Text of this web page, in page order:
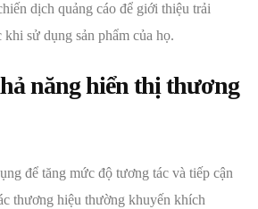
dịch quảng cáo để giới thiệu trải
sử dụng sản phẩm của họ.
năng hiển thị thương
để tăng mức độ tương tác và tiếp cận
thương hiệu thường khuyến khích